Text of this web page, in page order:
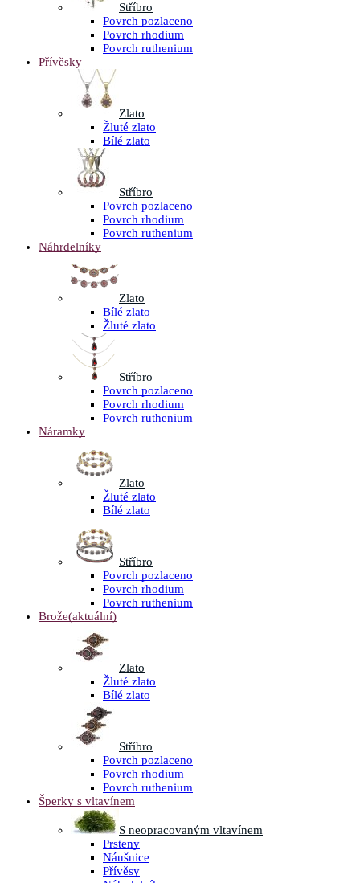
Stříbro
Povrch pozlaceno
Povrch rhodium
Povrch ruthenium
Přívěsky
Zlato
Žluté zlato
Bílé zlato
Stříbro
Povrch pozlaceno
Povrch rhodium
Povrch ruthenium
Náhrdelníky
Zlato
Bílé zlato
Žluté zlato
Stříbro
Povrch pozlaceno
Povrch rhodium
Povrch ruthenium
Náramky
Zlato
Žluté zlato
Bílé zlato
Stříbro
Povrch pozlaceno
Povrch rhodium
Povrch ruthenium
Brože(aktuální)
Zlato
Žluté zlato
Bílé zlato
Stříbro
Povrch pozlaceno
Povrch rhodium
Povrch ruthenium
Šperky s vltavínem
S neopracovaným vltavínem
Prsteny
Náušnice
Přívěsy